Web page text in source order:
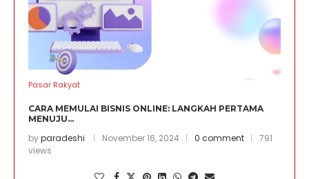
Pasar Rakyat
CARA MEMULAI BISNIS ONLINE: LANGKAH PERTAMA
MENUJU...
byparadeshi November 16, 2024 0 comment
791
views